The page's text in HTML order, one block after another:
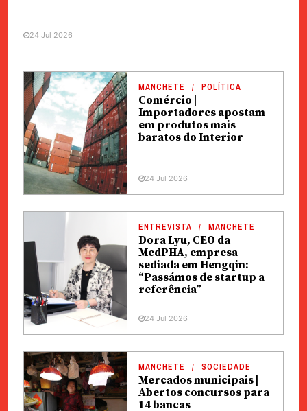
24 Jul 2026
MANCHETE POLÍTICA
Comércio |
Importadores apostam
em produtos mais
baratos do Interior
24 Jul 2026
ENTREVISTA MANCHETE
Dora Lyu, CEO da
MedPHA, empresa
sediada em Hengqin:
“Passámos de startup a
referência”
24 Jul 2026
MANCHETE SOCIEDADE
Mercados municipais |
Abertos concursos para
14 bancas